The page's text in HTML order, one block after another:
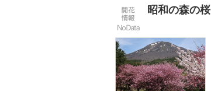
昭和の森の桜